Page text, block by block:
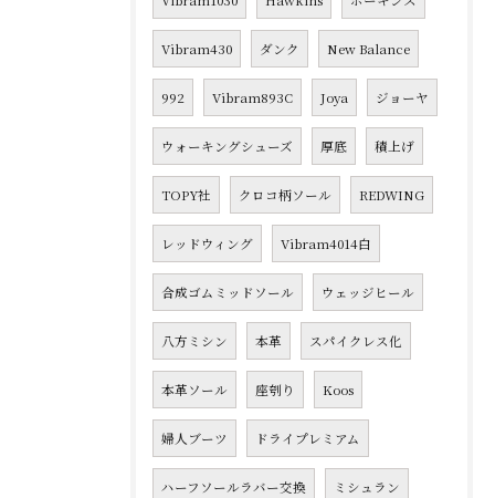
Vibram430 ダンク New Balance
992 Vibram893C Joya ジョーヤ
ウォーキングシューズ 厚底 積上げ
TOPY社 クロコ柄ソール REDWING
レッドウィング Vibram4014白
合成ゴムミッドソール ウェッジヒール
八方ミシン 本革 スパイクレス化
本革ソール 座刳り Koos
婦人ブーツ ドライプレミアム
ハーフソールラバー交換 ミシュラン